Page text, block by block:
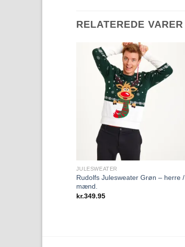
RELATEREDE VARER
JULESWEATER
Rudolfs Julesweater Grøn – herre /
mænd.
kr.349.95